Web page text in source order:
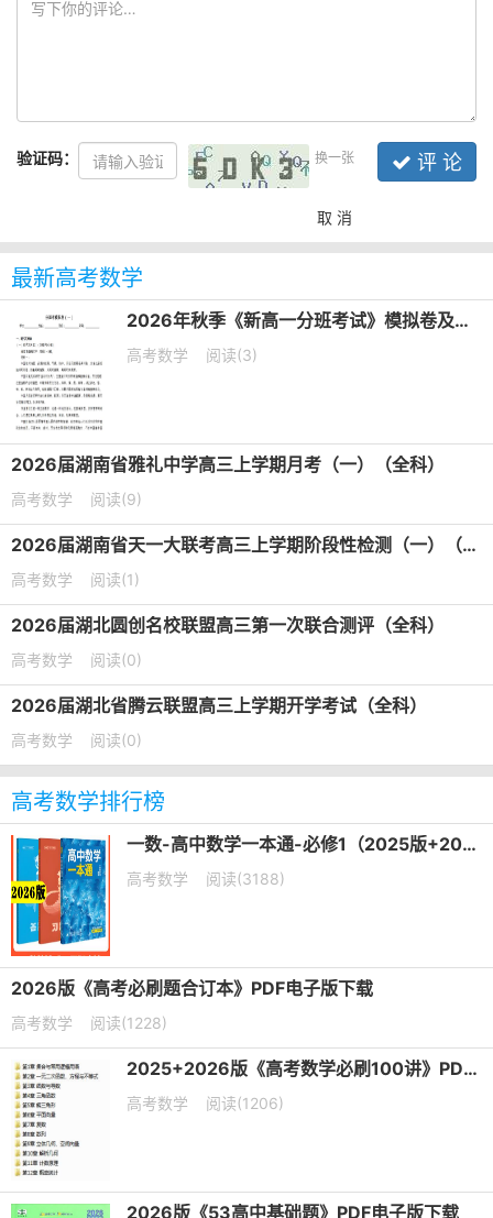
验证码： 换一张 评 论
取 消
最新高考数学
2026年秋季《新高一分班考试》模拟卷及答案（5套）（语数英物化史）
高考数学 阅读(3)
2026届湖南省雅礼中学高三上学期月考（一）（全科）
高考数学 阅读(9)
2026届湖南省天一大联考高三上学期阶段性检测（一）（全科）
高考数学 阅读(1)
2026届湖北圆创名校联盟高三第一次联合测评（全科）
高考数学 阅读(0)
2026届湖北省腾云联盟高三上学期开学考试（全科）
高考数学 阅读(0)
高考数学排行榜
一数-高中数学一本通-必修1（2025版+2026版）PDF下载
高考数学 阅读(3188)
2026版《高考必刷题合订本》PDF电子版下载
高考数学 阅读(1228)
2025+2026版《高考数学必刷100讲》PDF电子版下载
高考数学 阅读(1206)
2026版《53高中基础题》PDF电子版下载